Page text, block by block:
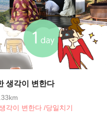
생각이 변한다
각이 변한다 /당일치기